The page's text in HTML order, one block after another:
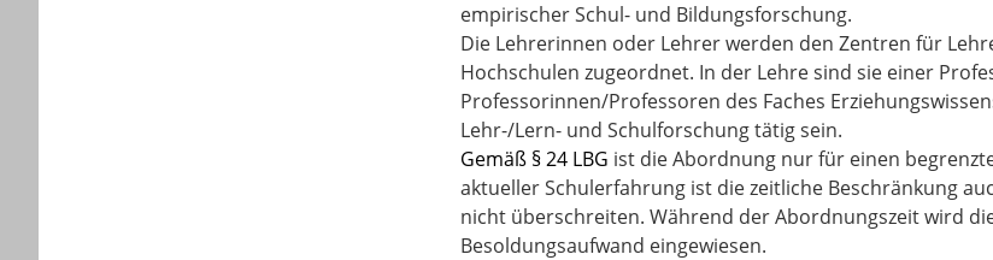
empirischer Schul- und Bildungsforschung.
Die Lehrerinnen oder Lehrer werden den Zentren für
Hochschulen zugeordnet. In der Lehre sind sie einer
Professorinnen/Professoren des Faches
Lehr-/Lern- und Schulforschung tätig sein.
Gemäß § 24 LBG ist die Abordnung nur für einen
aktueller Schulerfahrung ist die zeitliche Beschränkung
nicht überschreiten. Während der Abordnungszeit wird
Besoldungsaufwand eingewiesen.